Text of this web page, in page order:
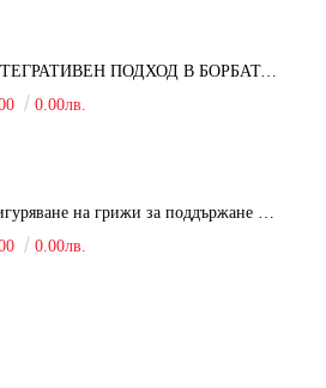
ИНТЕГРАТИВЕН ПОДХОД В БОРБАТА С COVID-19: От патогенезата на Sars-Cov-2 до фитомедицината и етноботаниката. Антивирусна активност и терапевтичен потенциал на българските лечебни растения
0.00лв.
0.00лв.